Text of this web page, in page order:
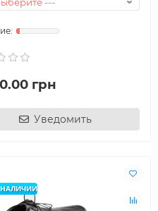
грн
Уведомить
НАЛИЧИИ
сайт нашої компанії